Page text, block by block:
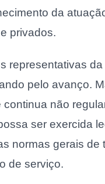
da
privados.
representativas
pelo avanço.
continua não
ser exercida
normas gerais de
de serviço.